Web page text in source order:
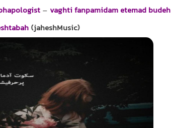
– vaghti fanpamidam etemad budeh
(jaheshMusic)